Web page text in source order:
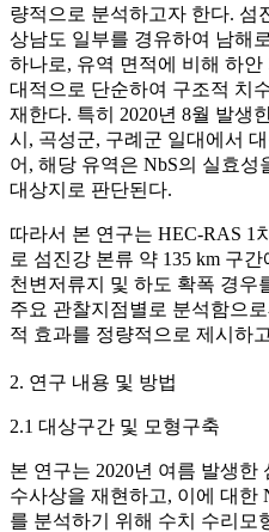
량적으로 분석하고자 한다. 섬
상남도 일부를 경유하여 남해
하나로, 유역 면적에 비해 하
대적으로 단순하여 구조적 치
재한다. 특히 2020년 8월 발생
시, 곡성군, 구례군 일대에서
어, 해당 유역은 NbS의 실효
대상지로 판단된다.
따라서 본 연구는 HEC-RAS 1
로 섬진강 본류 약 135 km 구
천변저류지 및 하도 확폭 경우
주요 관찰지점별로 분석함으
적 효과를 정량적으로 제시하
2. 연구 내용 및 방법
2.1 대상구간 및 모형구축
본 연구는 2020년 여름 발생
수사상을 재현하고, 이에 대한
를 분석하기 위해 수치 수리모